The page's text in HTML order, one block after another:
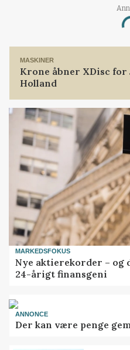
MASKINER
Krone åbner XDisc for
Holland
MARKEDSFOKUS
Nye aktierekorder – og
24-årigt finansgeni
ANNONCE
Der kan være penge